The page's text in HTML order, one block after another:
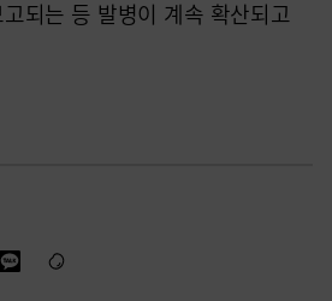
되는 등 발병이 계속 확산되고